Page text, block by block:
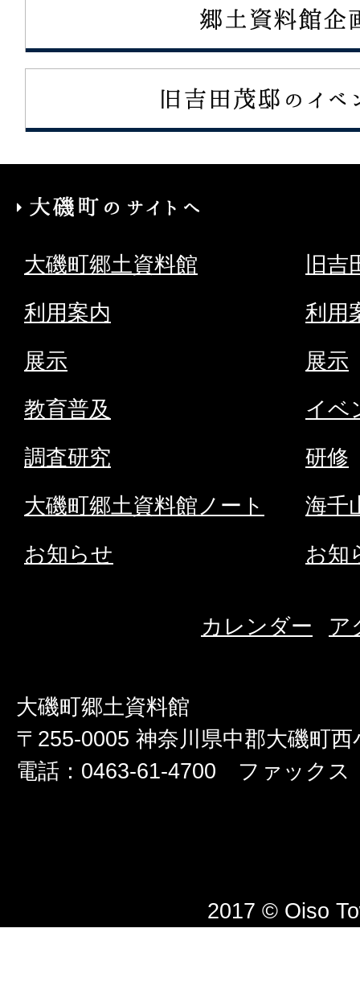
大
町
の
イ
ト
大磯町郷土資料館
利用案内
展示
教育普及
調査研究
大磯町郷土資料館ノート
お知らせ
旧吉
利用
展示
イベ
研修
海千
お知
カレンダー ア
大磯町郷土資料館
〒255-0005 神奈川県中郡大磯町西
電話：0463-61-4700 ファックス
2017 © Oiso